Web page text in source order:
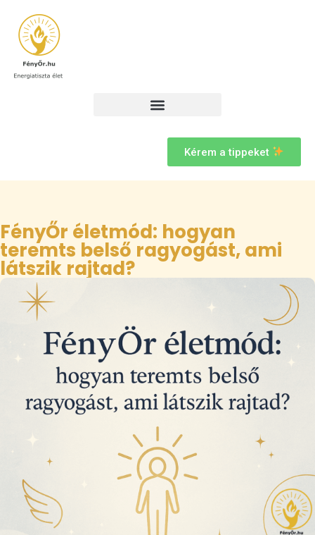
Kérem a tippeket
FényŐr életmód: hogyan
teremts belső ragyogást, ami
látszik rajtad?